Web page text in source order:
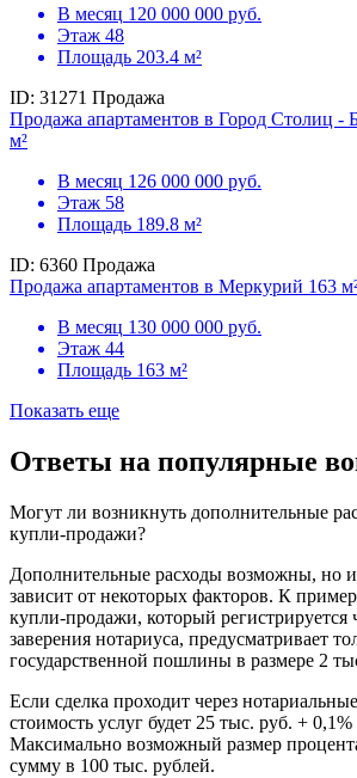
В месяц 120 000 000 руб.
Этаж 48
Площадь 203.4 м²
ID: 31271 Продажа
Продажа апартаментов в Город Столиц -
м²
В месяц 126 000 000 руб.
Этаж 58
Площадь 189.8 м²
ID: 6360 Продажа
Продажа апартаментов в Меркурий 163
В месяц 130 000 000 руб.
Этаж 44
Площадь 163 м²
Показать еще
Ответы на популярные
Могут ли возникнуть дополнительные
купли-продажи?
Дополнительные расходы возможны, но
зависит от некоторых факторов. К
купли-продажи, который
заверения нотариуса, предусматривает
государственной пошлины в размере 2
Если сделка проходит через
стоимость услуг будет 25 тыс. руб. +
Максимально возможный размер
сумму в 100 тыс. рублей.